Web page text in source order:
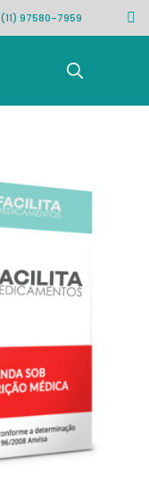
(11) 97580-7959